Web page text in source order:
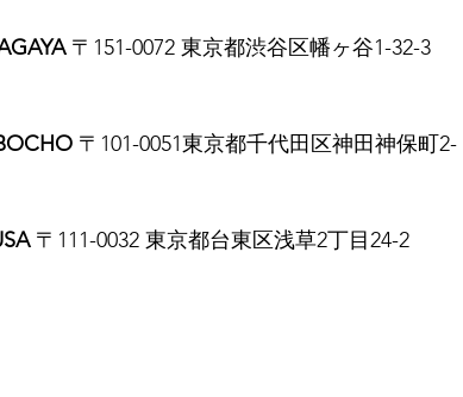
〒151-0072 東京都渋谷区幡ヶ谷1-32-3
〒101-0051東京都千代田区神田神保町2-
〒111-0032 東京都台東区浅草2丁目24-2